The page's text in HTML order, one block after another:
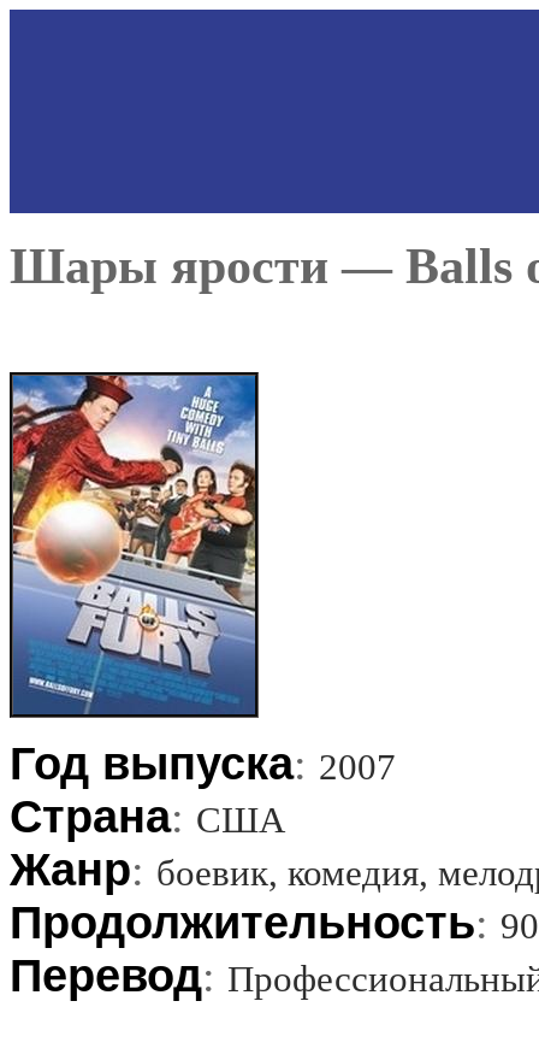
Шары ярости — Balls
Год выпуска: 2007
Страна: США
Жанр: боевик, комедия,
Продолжительность:
Перевод: